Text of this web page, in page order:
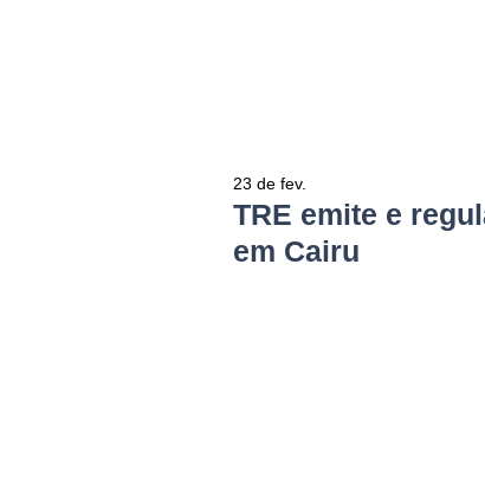
TRE emite e
em Cairu
23 de fev.